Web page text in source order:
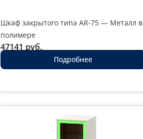
Шкаф закрытого типа AR-75 — Металл в
полимере
47141 руб.
Подробнее